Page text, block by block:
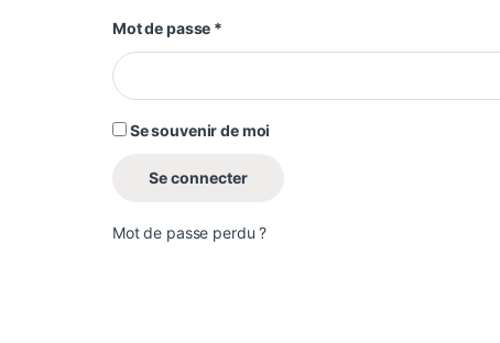
Mot de passe *
Se souvenir de moi
Se connecter
Mot de passe perdu ?